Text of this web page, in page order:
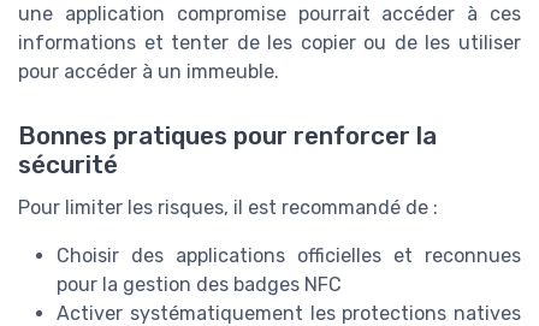
une application compromise pourrait accéder à ces
informations et tenter de les copier ou de les utiliser
pour accéder à un immeuble.
Bonnes pratiques pour renforcer la
sécurité
Pour limiter les risques, il est recommandé de :
Choisir des applications officielles et reconnues
pour la gestion des badges NFC
Activer systématiquement les protections natives